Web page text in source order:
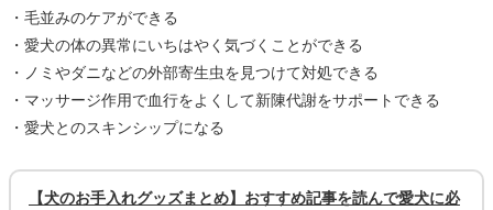
・毛並みのケアができる
・愛犬の体の異常にいちはやく気づくことができる
・ノミやダニなどの外部寄生虫を見つけて対処できる
・マッサージ作用で血行をよくして新陳代謝をサポートできる
・愛犬とのスキンシップになる
【犬のお手入れグッズまとめ】おすすめ記事を読んで愛犬に必